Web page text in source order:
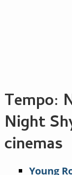
Tempo:
Night
cinemas
Young